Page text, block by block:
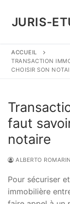
contenu
JURIS-
ACCUEIL
TRANSACTION
CHOISIR SON
faut
notaire
ALBERTO ROMARIN
Pour sécuriser
immobilière